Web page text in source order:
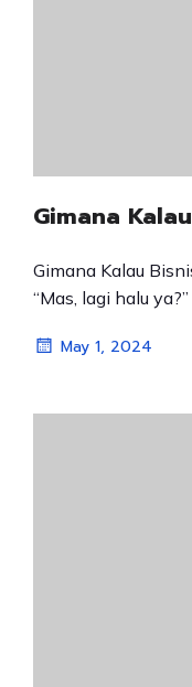
Gimana
Gimana Kalau
“Mas, lagi halu
May 1, 2024